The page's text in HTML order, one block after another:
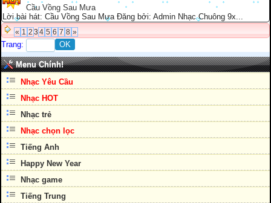
Cầu Vồng Sau Mưa
Lời bài hát: Cầu Vồng Sau Mưa Đăng bởi: Admin Nhạc Chuông 9x...
« 1 23 4 5 6 7 8 »
Trang:
Menu Chính!
Nhạc Yêu Cầu
Nhạc HOT
Nhạc trẻ
Nhạc chọn lọc
Tiếng Anh
Happy New Year
Nhạc game
Tiếng Trung